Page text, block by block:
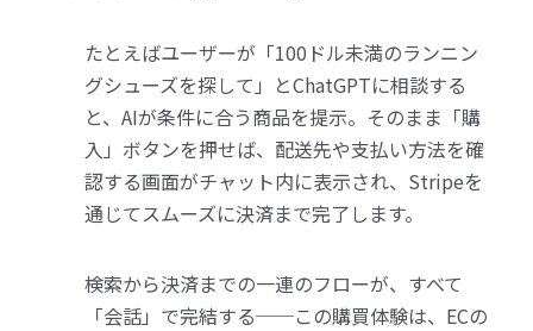
たとえばユーザーが「100ドル未満のランニン
グシューズを探して」とChatGPTに相談する
と、AIが条件に合う商品を提示。そのまま「購
入」ボタンを押せば、配送先や支払い方法を確
認する画面がチャット内に表示され、Stripeを
通じてスムーズに決済まで完了します。
検索から決済までの一連のフローが、すべて
「会話」で完結する──この購買体験は、ECの